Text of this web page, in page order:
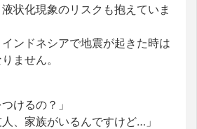
状化現象のリスクも抱えていま
ンドネシアで地震が起きた時は
ません。
けるの？」
、家族がいるんですけど…」